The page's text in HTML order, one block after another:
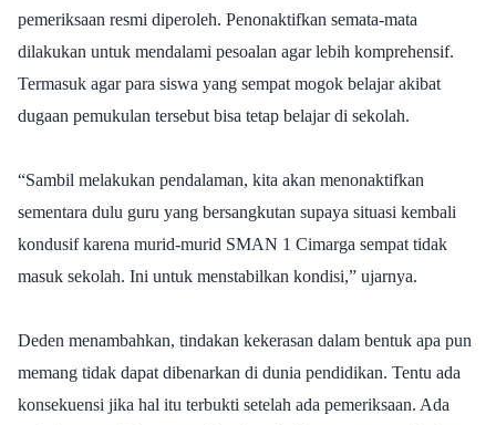
pemeriksaan resmi diperoleh. Penonaktifkan semata-mata
dilakukan untuk mendalami pesoalan agar lebih komprehensif.
Termasuk agar para siswa yang sempat mogok belajar akibat
dugaan pemukulan tersebut bisa tetap belajar di sekolah.
“Sambil melakukan pendalaman, kita akan menonaktifkan
sementara dulu guru yang bersangkutan supaya situasi kembali
kondusif karena murid-murid SMAN 1 Cimarga sempat tidak
masuk sekolah. Ini untuk menstabilkan kondisi,” ujarnya.
Deden menambahkan, tindakan kekerasan dalam bentuk apa pun
memang tidak dapat dibenarkan di dunia pendidikan. Tentu ada
konsekuensi jika hal itu terbukti setelah ada pemeriksaan. Ada